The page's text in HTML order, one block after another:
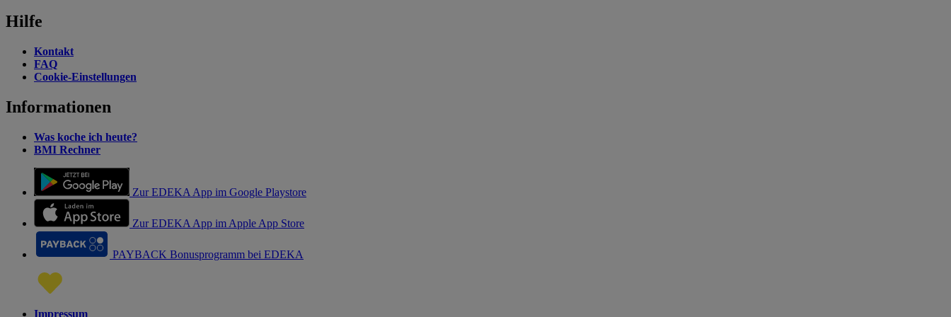
Hilfe
Kontakt
FAQ
Cookie-Einstellungen
Informationen
Was koche ich heute?
BMI Rechner
Zur EDEKA App im Google Playstore
Zur EDEKA App im Apple App Store
PAYBACK Bonusprogramm bei EDEKA
Impressum